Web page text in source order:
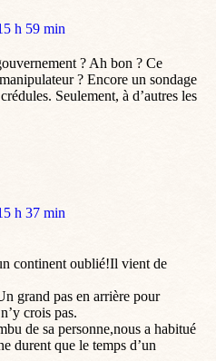
h 59 min
? Ah bon ? Ce
? Encore un sondage
Seulement, à d’autres les
h 37 min
continent oublié!Il vient de
grand pas en arrière pour
crois pas.
de sa personne,nous a habitué
durent que le temps d’un